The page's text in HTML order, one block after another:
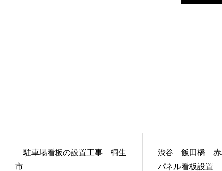
駐車場看板の設置工事 桐生
市
渋谷 飯田橋 赤
パネル看板設置